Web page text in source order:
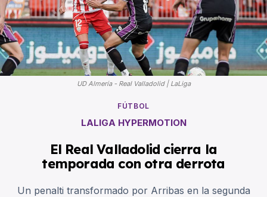
UD Almería - Real Valladolid | LaLiga
FÚTBOL
LALIGA HYPERMOTION
El Real Valladolid cierra la
temporada con otra derrota
Un penalti transformado por Arribas en la segunda